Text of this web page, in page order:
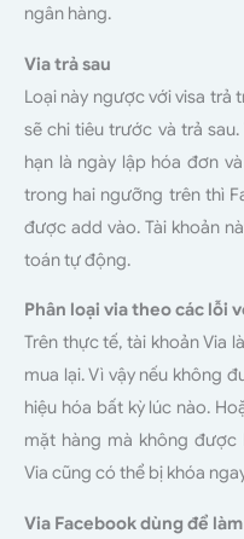
ngân hàng.
Via trả sau
Loại này ngược với visa trả
sẽ chi tiêu trước và trả
hạn là ngày lập hóa đơn
trong hai ngưỡng trên thì
được add vào. Tài khoản
toán tự động.
Phân loại via theo các lỗi
Trên thực tế, tài khoản Via
mua lại. Vì vậy nếu không
hiệu hóa bất kỳ lúc nào.
mặt hàng mà không được
Via cũng có thể bị khóa
Via Facebook dùng để